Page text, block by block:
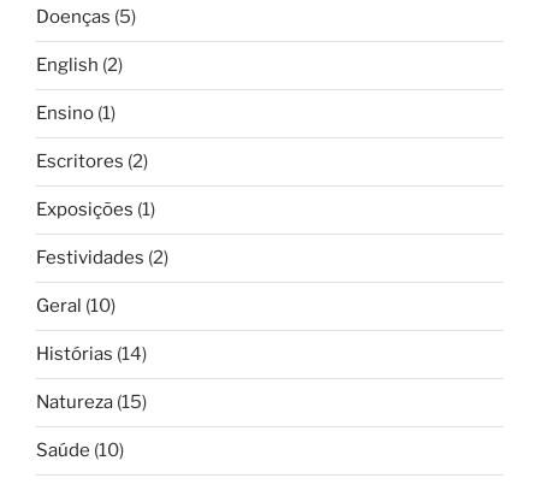
Doenças (5)
English (2)
Ensino (1)
Escritores (2)
Exposições (1)
Festividades (2)
Geral (10)
Histórias (14)
Natureza (15)
Saúde (10)